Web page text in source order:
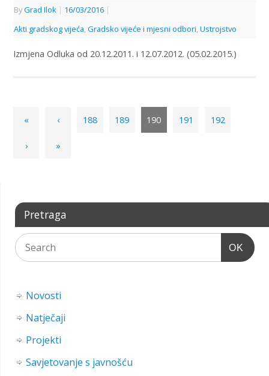
ByGrad Ilok | 16/03/2016 |
Akti gradskog vijeća, Gradsko vijeće i mjesni odbori, Ustrojstvo
Izmjena Odluka od 20.12.2011. i 12.07.2012. (05.02.2015.)
« ‹ 188 189 190 191 192
› »
Pretraga
OK
Novosti
Natječaji
Projekti
Savjetovanje s javnošću